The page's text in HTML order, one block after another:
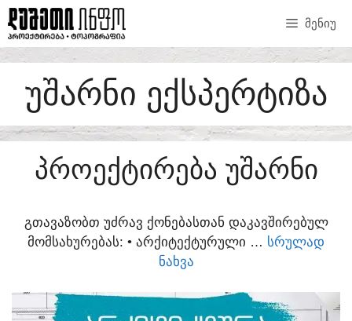
SKIP
TO
CONTENT
ᲛᲔᲜᲘᲣ
ᲣᲨᲐᲠᲜᲘ ᲔᲥᲡᲞᲔᲠᲢᲘᲖᲐ
ᲞᲠᲝᲔᲥᲢᲘᲠᲔᲑᲐ ᲣᲨᲐᲠᲜᲘ
ᲒᲗᲐᲕᲐᲖᲝᲑᲗ ᲣᲫᲠᲐᲕ ᲥᲝᲜᲔᲑᲐᲡᲗᲐᲜ ᲓᲐᲙᲐᲕᲨᲘᲠᲔᲑᲣᲚ
ᲛᲝᲛᲡᲐᲮᲣᲠᲔᲑᲐᲡ:​ • ᲐᲠᲥᲘᲢᲔᲥᲢᲣᲠᲣᲚᲘ … ᲡᲠᲣᲚᲐᲓ
ᲜᲐᲮᲕᲐ